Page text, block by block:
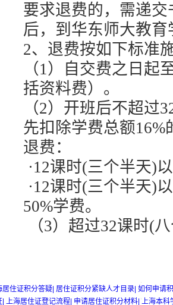
要求退费的，需递
后，到华东师大教
2、退费按如下标准
（1）自交费之日起
括资料费）。
（2）开班后不超过
先扣除学费总额16%
退费：
·12课时(三个半天)
·12课时(三个半天)
50%学费。
（3）超过32课时(
居住证积分答疑| 居住证积分紧缺人才目录| 如何申请
上海居住证登记流程| 申请居住证积分材料| 上海本科